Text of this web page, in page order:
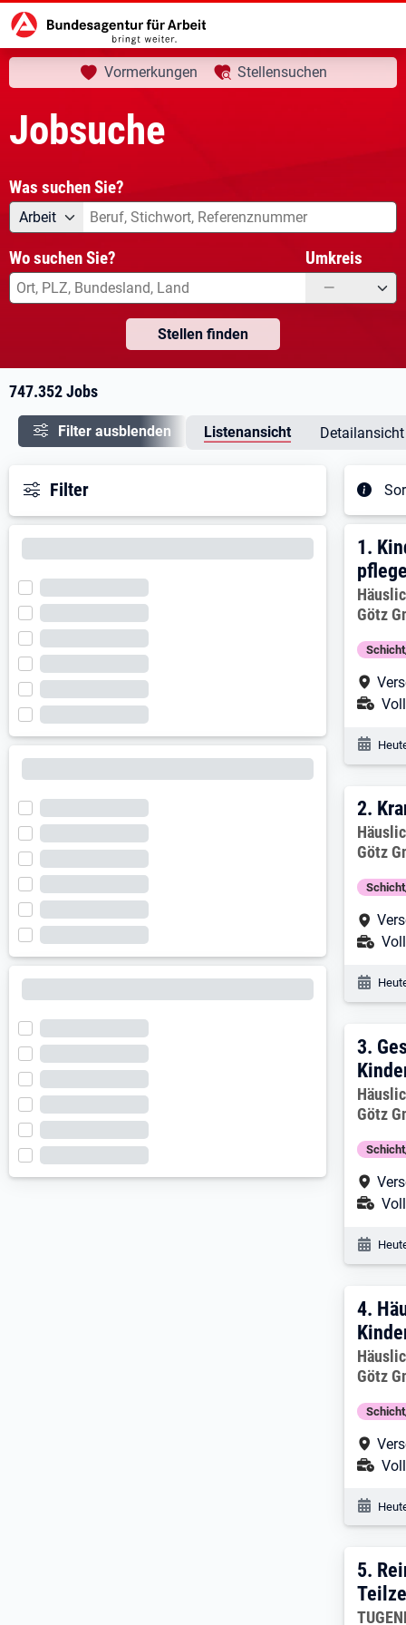
Startseite Jobsuche aktuelle Seite:
Ihre Suche
Vormerkungen Stellensuchen
Jobsuche
Was suchen Sie?
Angebotsart
Arbeit Was suchen Sie?
Wo suchen Sie? Umkreis
—
Stellen finden
747.352 Jobs
Filter ausblenden Listenansicht Detailansicht
Filter
1.
1.
Götz
2.
2.
Götz
3.
3.
Götz
4.
4.
Götz
5.
5.